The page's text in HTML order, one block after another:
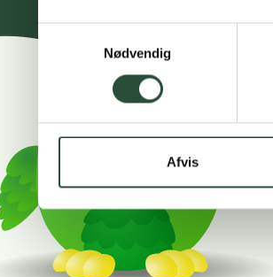
Nødvendig
Afvis